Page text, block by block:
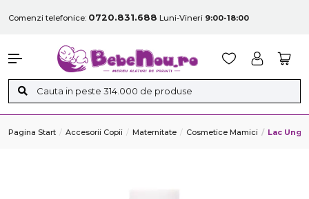
Comenzi telefonice: 0720.831.688 Luni-Vineri 9:00-18:00
Pagina Start Accesorii Copii Maternitate Cosmetice Mamici Lac